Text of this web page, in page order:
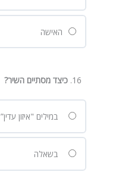
האישה
כיצד מסתיים השיר?
במילים "איזון עדין”
בשאלה